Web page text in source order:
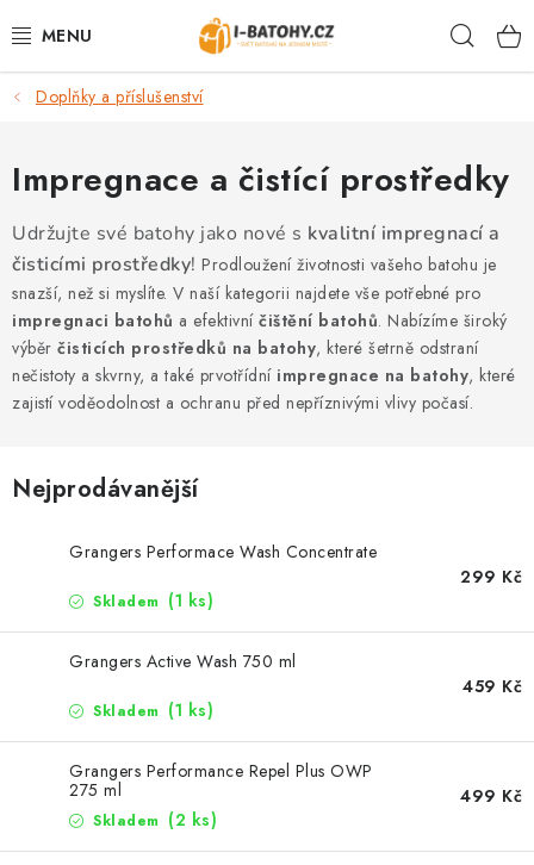
na
VÝPRODEJ %
TAŠKY, KABELKY
CESTOVNÍ ZAVAZADLA
LEDVINKY
PENĚŽENKY
DOPLŇKY A PŘÍSLUŠENSTVÍ
ZNAČKY
Doprava a platba Vše o nákupu
Blog
Doplňky a příslušenství
Impregnace a čistící prostředky
Udržujte své batohy jako nové s kvalitní impregnací a
čisticími prostředky! Prodloužení životnosti vašeho batohu je
snazší, než si myslíte. V naší kategorii najdete vše potřebné pro
impregnaci batohů a efektivní čištění batohů. Nabízíme široký
výběr čisticích prostředků na batohy, které šetrně odstraní
nečistoty a skvrny, a také prvotřídní impregnace na batohy, které
zajistí voděodolnost a ochranu před nepříznivými vlivy počasí.
Nejprodávanější
Grangers Performace Wash Concentrate
Skladem (1 ks)
299 Kč
Grangers Active Wash 750 ml
Skladem (1 ks)
459 Kč
Grangers Performance Repel Plus OWP
275 ml
Skladem (2 ks)
499 Kč